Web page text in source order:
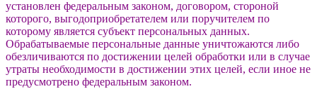
установлен федеральным законом, договором, стороной
которого, выгодоприобретателем или поручителем по
которому является субъект персональных данных.
Обрабатываемые персональные данные уничтожаются либо
обезличиваются по достижении целей обработки или в случае
утраты необходимости в достижении этих целей, если иное не
предусмотрено федеральным законом.